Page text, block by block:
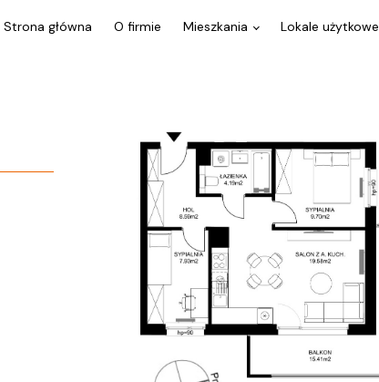
Strona główna O firmie Mieszkania Lokale użytkowe